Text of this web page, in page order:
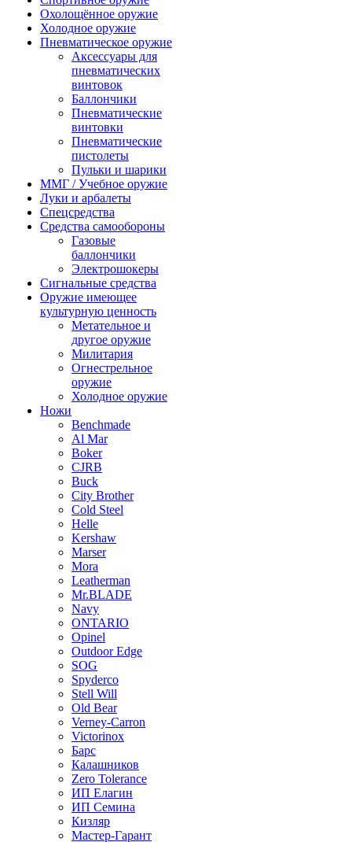
Охолощённое оружие
Холодное оружие
Пневматическое оружие
Аксессуары для
пневматических
винтовок
Баллончики
Пневматические
винтовки
Пневматические
пистолеты
Пульки и шарики
ММГ / Учебное оружие
Луки и арбалеты
Спецсредства
Средства самообороны
Газовые
баллончики
Электрошокеры
Сигнальные средства
Оружие имеющее
культурную ценность
Метательное и
другое оружие
Милитария
Огнестрельное
оружие
Холодное оружие
Ножи
Benchmade
Al Mar
Boker
CJRB
Buck
City Brother
Cold Steel
Helle
Kershaw
Marser
Mora
Leatherman
Mr.BLADE
Navy
ONTARIO
Opinel
Outdoor Edge
SOG
Spyderco
Stell Will
Old Bear
Verney-Carron
Victorinox
Барс
Калашников
Zero Tolerance
ИП Елагин
ИП Семина
Кизляр
Мастер-Гарант